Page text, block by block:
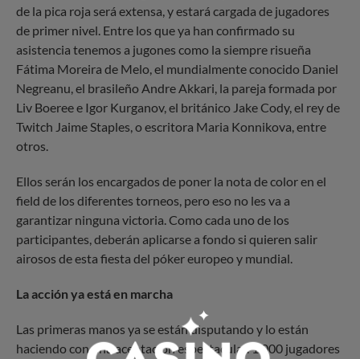
de la pica roja será extensa, y estará cargada de jugadores
de primer nivel. Entre los que ya han confirmado su
asistencia tenemos a jugones como la siempre risueña
Fátima Moreira de Melo, el mundialmente conocido Daniel
Negreanu, el brasileño Andre Akkari, la pareja formada por
Liv Boeree e Igor Kurganov, el británico Jake Cody, el rey de
Twitch Jaime Staples, o escritora Maria Konnikova, entre
otros.
Ellos serán los encargados de poner la nota de color en el
field de los diferentes torneos, pero eso no les va a
garantizar ninguna victoria. Como cada uno de los
participantes, deberán aplicarse a fondo si quieren salir
airosos de esta fiesta del póker europeo y mundial.
La acción ya está en marcha
Las primeras manos ya se están disputando y lo están
haciendo con una aceptación espectacular. 1.000 jugadores